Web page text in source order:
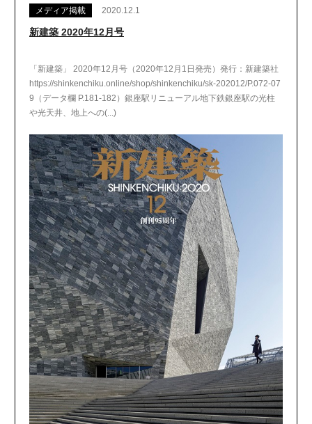
メディア掲載 2020.12.1
新建築 2020年12月号
「新建築」 2020年12月号（2020年12月1日発売）発行：新建築社
https://shinkenchiku.online/shop/shinkenchiku/sk-202012/P.072-07
9（データ欄 P.181-182）銀座駅リニューアル地下鉄銀座駅の光柱
や光天井、地上への(...)